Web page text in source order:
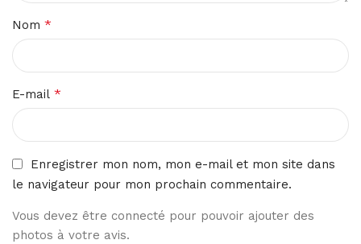
Nom *
E-mail *
Enregistrer mon nom, mon e-mail et mon site dans
le navigateur pour mon prochain commentaire.
Vous devez être connecté pour pouvoir ajouter des
photos à votre avis.